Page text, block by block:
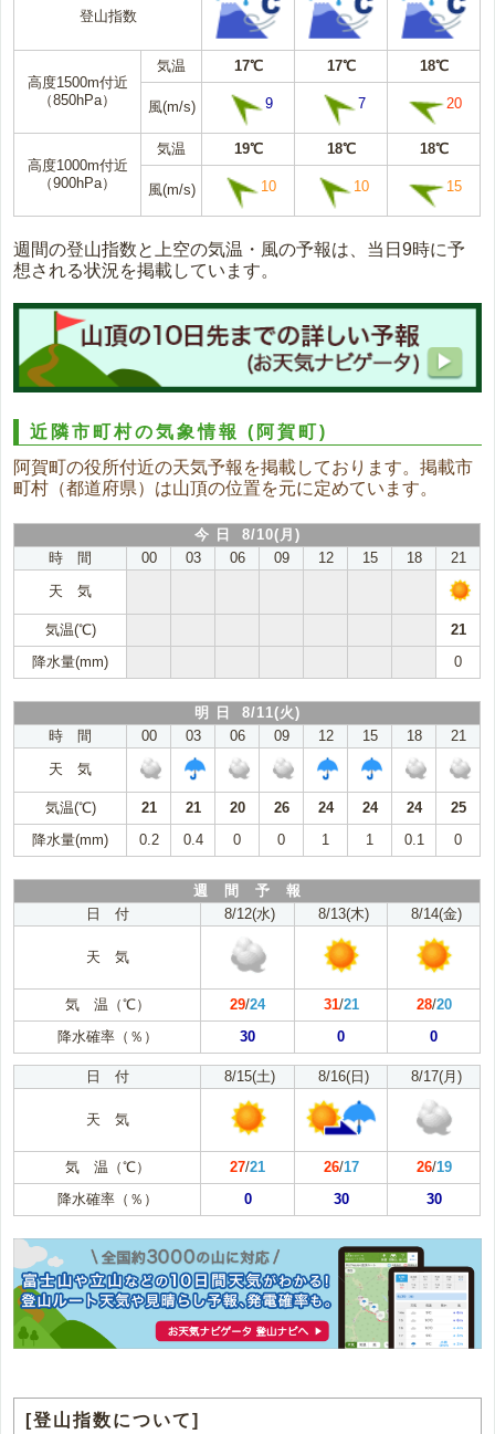
登山指数
高度1500m付近
（850hPa）
気温 17℃ 17℃ 18℃
風(m/s) 9 7 20
高度1000m付近
（900hPa）
気温 19℃ 18℃ 18℃
風(m/s) 10 10 15
週間の登山指数と上空の気温・風の予報は、当日9時に予
想される状況を掲載しています。
近隣市町村の気象情報(阿賀町)
阿賀町の役所付近の天気予報を掲載しております。掲載市
町村（都道府県）は山頂の位置を元に定めています。
今 日 8/10(月)
時 間
00 03 06 09 12 15 18
21
天 気
気温(℃)
21
降水量(mm)
0
明 日 8/11(火)
時 間
00 03 06 09 12 15 18
21
天 気
気温(℃) 21 21 20 26 24 24 24
25
降水量(mm)
0.2 0.4 0 0 1 1 0.1 0
週 間 予 報
日 付
8/12(水) 8/13(木) 8/14(金)
天 気
気 温（℃） 29/24 31/21 28/20
降水確率（％）
30 0 0
日 付 8/15(土) 8/16(日) 8/17(月)
天 気
気 温（℃） 27/21 26/17 26/19
降水確率（％）
0 30 30
[登山指数について]